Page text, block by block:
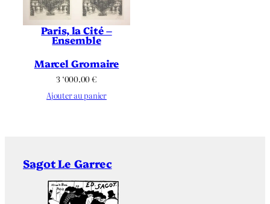
Paris, la Cité –
Ensemble
Marcel Gromaire
3 ‘000.00€
Ajouter au panier
Sagot Le Garrec